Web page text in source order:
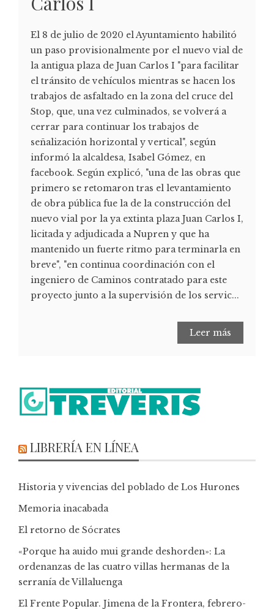
El 8 de julio de 2020 el Ayuntamiento habilitó
un paso provisionalmente por el nuevo vial de
la antigua plaza de Juan Carlos I "para facilitar
el tránsito de vehículos mientras se hacen los
trabajos de asfaltado en la zona del cruce del
Stop, que, una vez culminados, se volverá a
cerrar para continuar los trabajos de
señalización horizontal y vertical", según
informó la alcaldesa, Isabel Gómez, en
facebook. Según explicó, "una de las obras que
primero se retomaron tras el levantamiento
de obra pública fue la de la construcción del
nuevo vial por la ya extinta plaza Juan Carlos I,
licitada y adjudicada a Nupren y que ha
mantenido un fuerte ritmo para terminarla en
breve", "en continua coordinación con el
ingeniero de Caminos contratado para este
proyecto junto a la supervisión de los servic...
Leer más
LIBRERÍA EN LÍNEA
Historia y vivencias del poblado de Los Hurones
Memoria inacabada
El retorno de Sócrates
«Porque ha auido mui grande deshorden»: La
ordenanzas de las cuatro villas hermanas de la
serranía de Villaluenga
El Frente Popular. Jimena de la Frontera, febrero-